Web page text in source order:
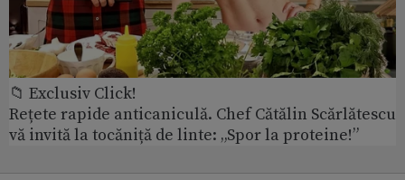
📁 Exclusiv Click!
Rețete rapide anticaniculă. Chef Cătălin Scărlătescu
vă invită la tocăniță de linte: „Spor la proteine!”